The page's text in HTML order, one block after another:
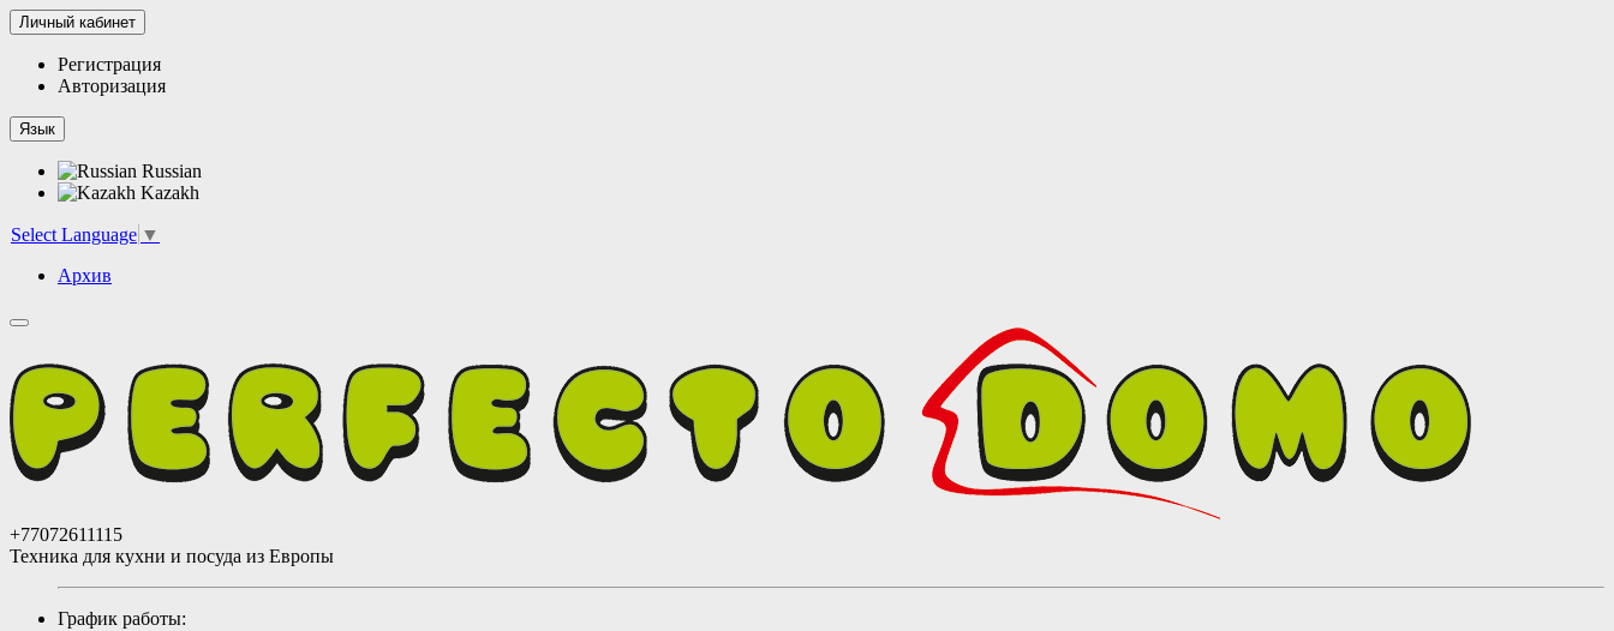
Личный кабинет
Регистрация
Авторизация
Язык
Russian
Kazakh
Select Language ▼
Архив
+77072611115
Техника для кухни и посуда из Европы
График работы: